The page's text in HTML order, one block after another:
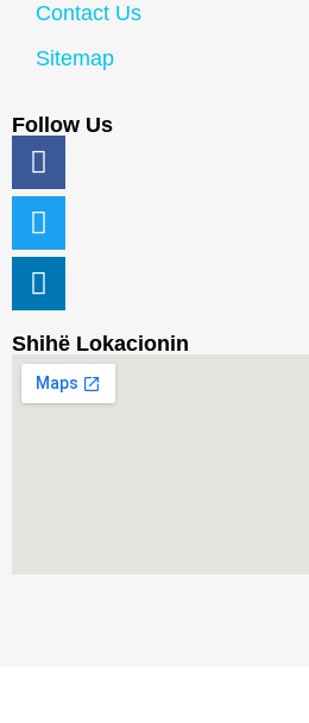
Contact Us
Sitemap
Follow Us
Shihë Lokacionin